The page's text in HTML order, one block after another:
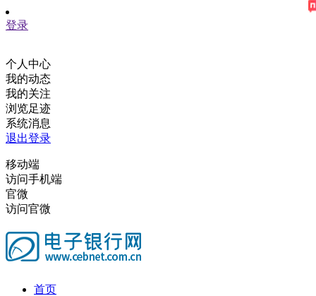
登录
个人中心
我的动态
我的关注
浏览足迹
系统消息
退出登录
移动端
访问手机端
官微
访问官微
首页